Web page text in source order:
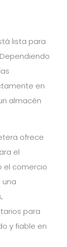
lista para
en
almacén
ofrece
el
el comercio
una
para
y fiable en